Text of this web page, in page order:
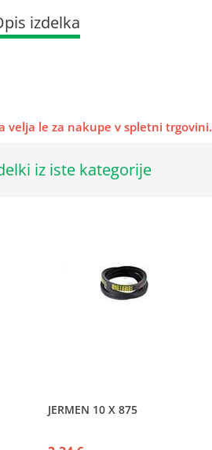
izdelka
velja le za nakupe v spletni trgovini.
iz iste kategorije
JERMEN 10 X 875